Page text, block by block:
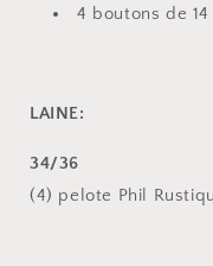
4 boutons de 14
LAINE:
34/36
(4) pelote Phil